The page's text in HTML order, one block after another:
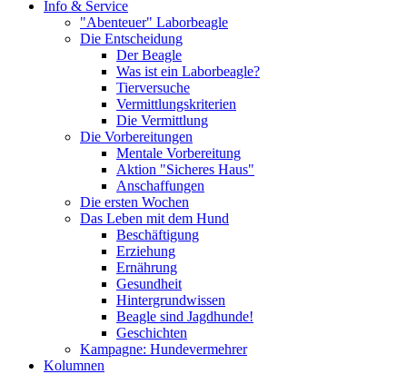
Info & Service
"Abenteuer" Laborbeagle
Die Entscheidung
Der Beagle
Was ist ein Laborbeagle?
Tierversuche
Vermittlungskriterien
Die Vermittlung
Die Vorbereitungen
Mentale Vorbereitung
Aktion "Sicheres Haus"
Anschaffungen
Die ersten Wochen
Das Leben mit dem Hund
Beschäftigung
Erziehung
Ernährung
Gesundheit
Hintergrundwissen
Beagle sind Jagdhunde!
Geschichten
Kampagne: Hundevermehrer
Kolumnen